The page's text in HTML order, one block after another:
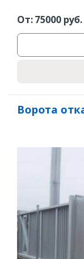
От:75000руб.
Ворота